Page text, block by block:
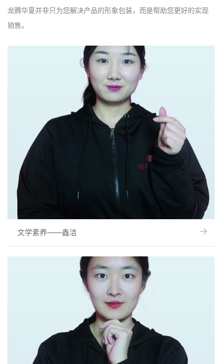
龙腾华夏并非只为您解决产品的形象包装，而是帮助您更好的实现
销售。
文学素养——鑫洁 →